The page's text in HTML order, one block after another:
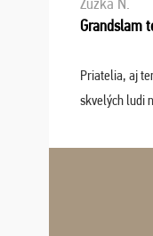
Grandslam
Priatelia, aj
skvelých ludi
sa na budúci